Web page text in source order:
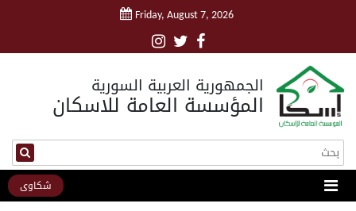
Friday, August 7, 2026
الجمهورية العربية السورية
المؤسسة العامة للاسكان
شكاوى